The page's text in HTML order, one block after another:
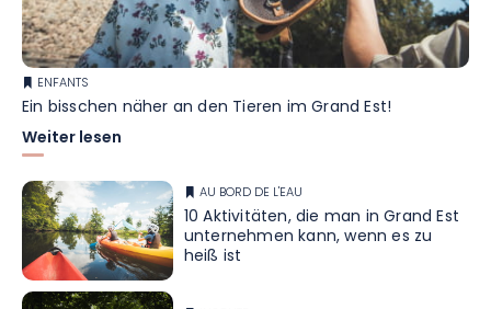
ENFANTS
Ein bisschen näher an den Tieren im Grand Est!
Weiter lesen
AU BORD DE L'EAU
10 Aktivitäten, die man in Grand Est
unternehmen kann, wenn es zu
heiß ist